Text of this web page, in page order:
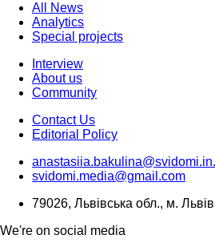
All News
Analytics
Special projects
Interview
About us
Community
Contact Us
Editorial Policy
svidomi.media@gmail.com
79026, Львівська обл., м.
We're on social media